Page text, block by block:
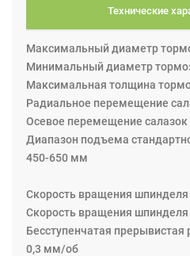
результат – высокая
Тормозные диски
проход
На стенде установлен
подачи для безопасности
аварийной остановки и пульт
управления. Последний,
сервисной яме.
Технические
Максимальный диаметр
Минимальный диаметр
Максимальная толщина
Радиальное перемещение
Осевое перемещение
Диапазон подъема
450-650 мм
Скорость вращения шпинделя
Скорость вращения
Бесступенчатая прерывистая
0,3 мм/об